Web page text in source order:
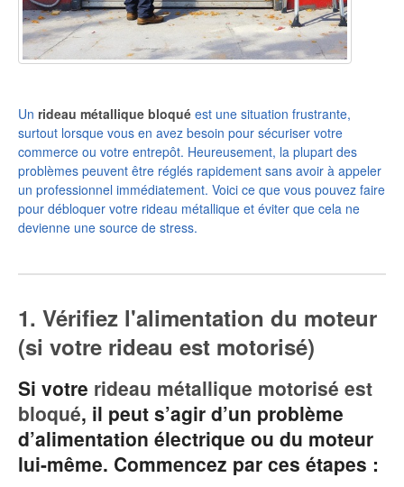
Un rideau métallique bloqué est une situation frustrante,
surtout lorsque vous en avez besoin pour sécuriser votre
commerce ou votre entrepôt. Heureusement, la plupart des
problèmes peuvent être réglés rapidement sans avoir à appeler
un professionnel immédiatement. Voici ce que vous pouvez faire
pour débloquer votre rideau métallique et éviter que cela ne
devienne une source de stress.
1. Vérifiez l'alimentation du moteur
(si votre rideau est motorisé)
Si votre rideau métallique motorisé est
bloqué, il peut s’agir d’un problème
d’alimentation électrique ou du moteur
lui-même. Commencez par ces étapes :